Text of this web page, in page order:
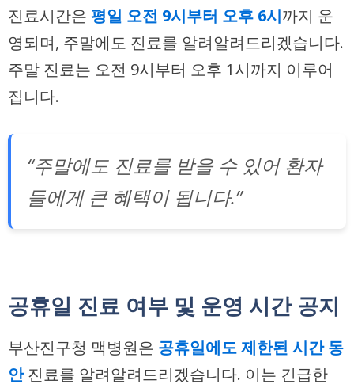
진료시간은 평일 오전 9시부터 오후 6시까지 운
영되며, 주말에도 진료를 알려알려드리겠습니다.
주말 진료는 오전 9시부터 오후 1시까지 이루어
집니다.
“주말에도 진료를 받을 수 있어 환자
들에게 큰 혜택이 됩니다.”
공휴일 진료 여부 및 운영 시간 공지
부산진구청 맥병원은 공휴일에도 제한된 시간 동
안진료를 알려알려드리겠습니다. 이는 긴급한